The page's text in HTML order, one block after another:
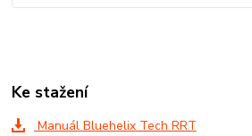
Ke stažení
Manuál Bluehelix Tech RRT